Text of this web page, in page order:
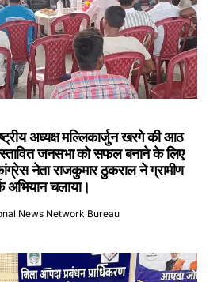
अध्यक्ष मल्लिकार्जुन खरगे की आठ
जनसभा को सफल बनाने के लिए
नेता राजकुमार ठुकराल ने ग्रामीण
अभियान चलाया।
News Network Bureau